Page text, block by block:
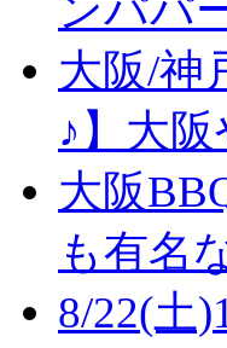
ンパパ
大阪/神
♪】大
大阪
も有名
8/22(土